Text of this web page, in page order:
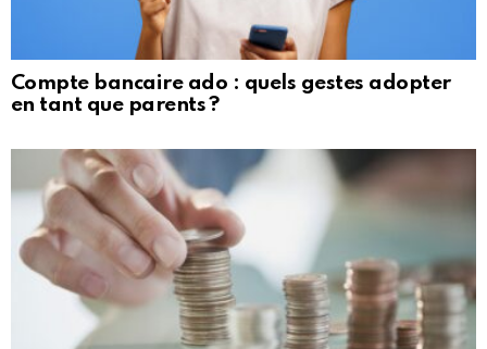
Compte bancaire ado : quels gestes adopter
en tant que parents ?